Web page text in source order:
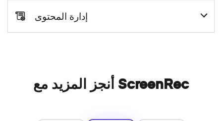
إدارة المحتوى
أنجز المزيد مع ScreenRec